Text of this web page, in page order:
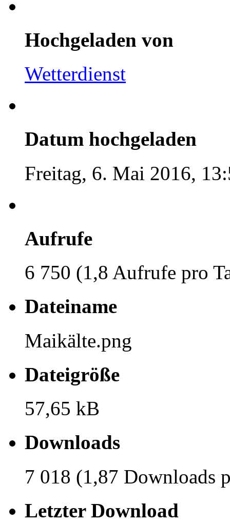
Hochgeladen von
Wetterdienst
Datum hochgeladen
Freitag, 6. Mai 2016,
Aufrufe
6 750 (1,8 Aufrufe pro
Dateiname
Maikälte.png
Dateigröße
57,65 kB
Downloads
7 018 (1,87 Downloads
Letzter Download